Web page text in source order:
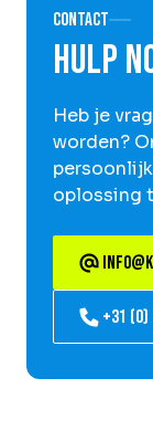
Contact
Hulp
Heb je
worden?
oplossing
+31 (0)